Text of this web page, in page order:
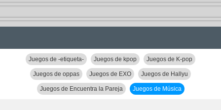
Juegos de -etiqueta- Juegos de kpop Juegos de K-pop
Juegos de oppas Juegos de EXO Juegos de Hallyu
Juegos de Encuentra la Pareja Juegos de Música